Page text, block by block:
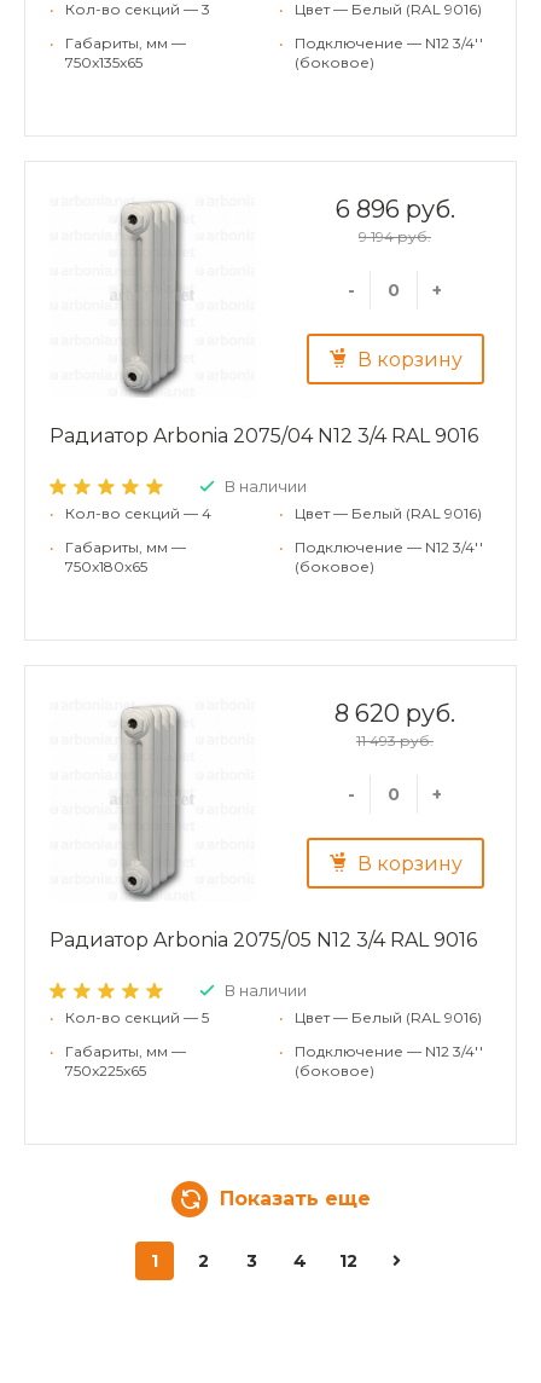
•
Кол-во секций — 3
•
Габариты, мм —
750x135x65
•
Цвет — Белый (RAL 9016)
•
Подключение — N12 3/4''
(боковое)
6 896 руб.
9 194 руб.
- +
В корзину
Радиатор Arbonia 2075/04 N12 3/4 RAL 9016
В наличии
•
Кол-во секций — 4
•
Габариты, мм —
750x180x65
•
Цвет — Белый (RAL 9016)
•
Подключение — N12 3/4''
(боковое)
8 620 руб.
11 493 руб.
- +
В корзину
Радиатор Arbonia 2075/05 N12 3/4 RAL 9016
В наличии
•
Кол-во секций — 5
•
Габариты, мм —
750x225x65
•
Цвет — Белый (RAL 9016)
•
Подключение — N12 3/4''
(боковое)
Показать еще
1 2 3 4 12